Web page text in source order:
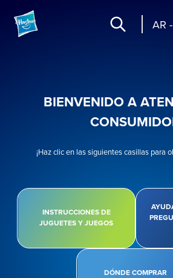
AR -
BIENVENIDO A
¡Haz clic en las siguientes casillas para
INSTRUCCIONES DE
JUGUETES Y JUEGOS
DÓNDE COMPRAR